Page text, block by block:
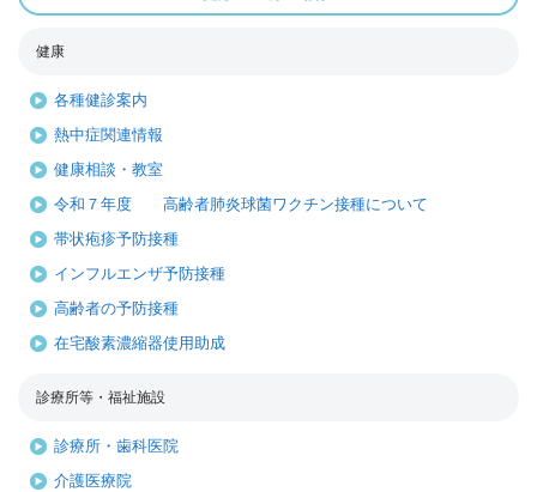
健康
各種健診案内
熱中症関連情報
健康相談・教室
令和７年度 高齢者肺炎球菌ワクチン接種について
帯状疱疹予防接種
インフルエンザ予防接種
高齢者の予防接種
在宅酸素濃縮器使用助成
診療所等・福祉施設
診療所・歯科医院
介護医療院